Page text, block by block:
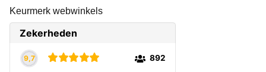
Keurmerk webwinkels